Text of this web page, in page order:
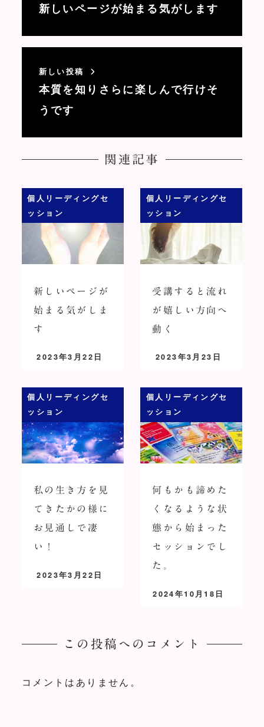
新しいページが始まる気がします
新しい投稿
本質を知りさらに楽しんで行けそ
うです
関連記事
個人リーディングセ
ッション
新しいページが
始まる気がしま
す
投稿日
2023年3月22日
個人リーディングセ
ッション
受講すると流れ
が嬉しい方向へ
動く
投稿日
2023年3月23日
個人リーディングセ
ッション
私の生き方を見
てきたかの様に
お見通しで凄
い！
投稿日
2023年3月22日
個人リーディングセ
ッション
何もかも諦めた
くなるような状
態から始まった
セッションでし
た。
投稿日
2024年10月18日
この投稿へのコメント
コメントはありません。